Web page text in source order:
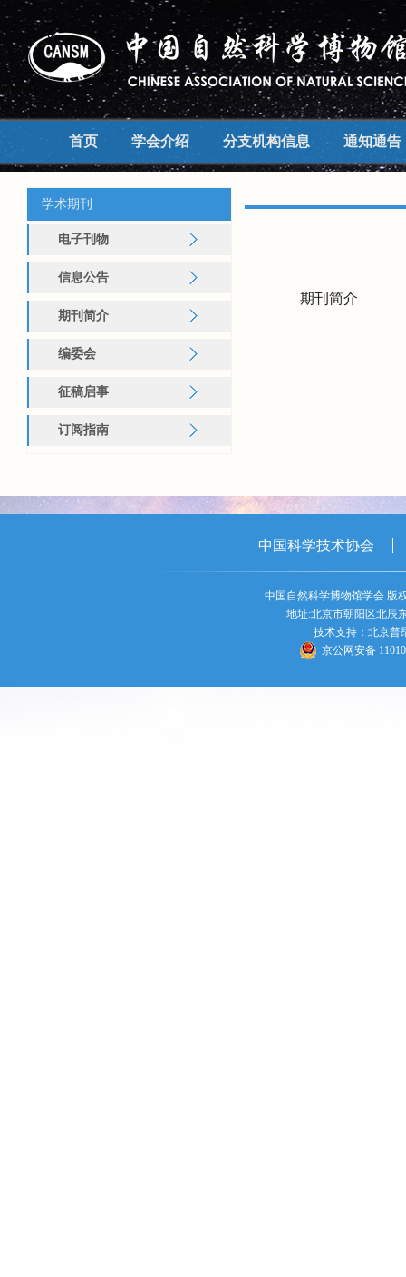
中国自然科学博物馆学会
首页 学会介绍 分支机构信息 通知通告
学术期刊
电子刊物
信息公告
期刊简介
编委会
征稿启事
订阅指南
期刊简介
中国科学技术协会
中国自然科学博物馆学会 版
地址:北京市朝阳区北辰
技术支持：北京普
京公网安备